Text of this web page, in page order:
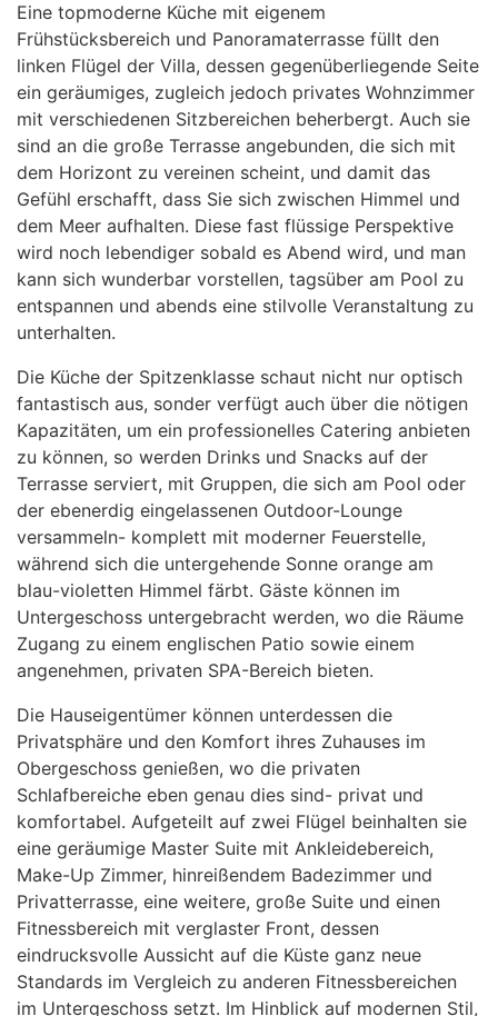
Eine topmoderne Küche mit eigenem
Frühstücksbereich und Panoramaterrasse füllt den
linken Flügel der Villa, dessen gegenüberliegende Seite
ein geräumiges, zugleich jedoch privates Wohnzimmer
mit verschiedenen Sitzbereichen beherbergt. Auch sie
sind an die große Terrasse angebunden, die sich mit
dem Horizont zu vereinen scheint, und damit das
Gefühl erschafft, dass Sie sich zwischen Himmel und
dem Meer aufhalten. Diese fast flüssige Perspektive
wird noch lebendiger sobald es Abend wird, und man
kann sich wunderbar vorstellen, tagsüber am Pool zu
entspannen und abends eine stilvolle Veranstaltung zu
unterhalten.
Die Küche der Spitzenklasse schaut nicht nur optisch
fantastisch aus, sonder verfügt auch über die nötigen
Kapazitäten, um ein professionelles Catering anbieten
zu können, so werden Drinks und Snacks auf der
Terrasse serviert, mit Gruppen, die sich am Pool oder
der ebenerdig eingelassenen Outdoor-Lounge
versammeln- komplett mit moderner Feuerstelle,
während sich die untergehende Sonne orange am
blau-violetten Himmel färbt. Gäste können im
Untergeschoss untergebracht werden, wo die Räume
Zugang zu einem englischen Patio sowie einem
angenehmen, privaten SPA-Bereich bieten.
Die Hauseigentümer können unterdessen die
Privatsphäre und den Komfort ihres Zuhauses im
Obergeschoss genießen, wo die privaten
Schlafbereiche eben genau dies sind- privat und
komfortabel. Aufgeteilt auf zwei Flügel beinhalten sie
eine geräumige Master Suite mit Ankleidebereich,
Make-Up Zimmer, hinreißendem Badezimmer und
Privatterrasse, eine weitere, große Suite und einen
Fitnessbereich mit verglaster Front, dessen
eindrucksvolle Aussicht auf die Küste ganz neue
Standards im Vergleich zu anderen Fitnessbereichen
im Untergeschoss setzt. Im Hinblick auf modernen Stil,